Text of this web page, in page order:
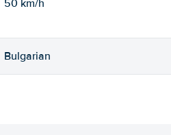
50 km/h
Bulgarian